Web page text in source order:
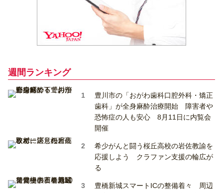
週間ランキング
豊川市の「おがわ歯科口腔外科・矯正
歯科」が全身麻酔治療開始 障害者や
恐怖症の人も安心 8月11日に内覧会
開催
希少がんと闘う桜丘高校の岩佐教諭を
応援しよう クラファン支援の輪広が
る
豊橋新城スマートICの整備着々 周辺